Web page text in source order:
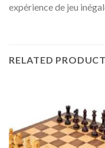
expérience de jeu
RELATED